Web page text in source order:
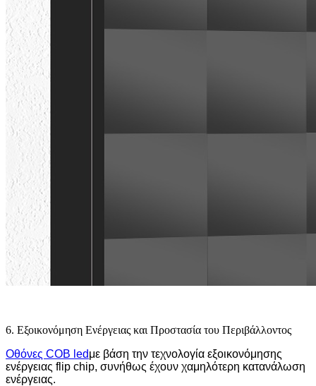
6. Εξοικονόμηση Ενέργειας και Προστασία του Περιβάλλοντος
Οθόνες COB ledμε βάση την τεχνολογία εξοικονόμησης
ενέργειας flip chip, συνήθως έχουν χαμηλότερη κατανάλωση
ενέργειας.